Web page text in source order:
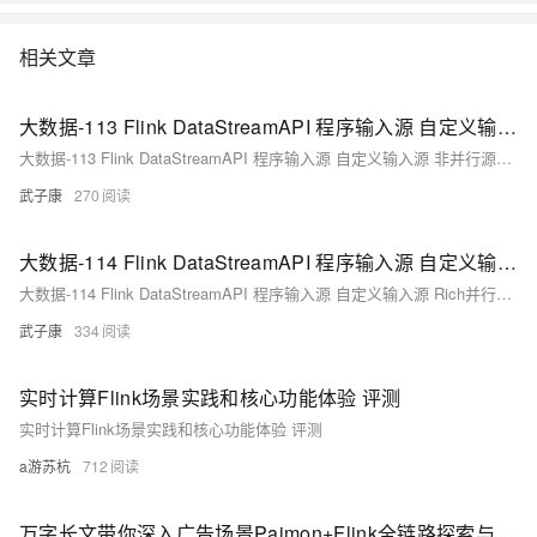
相关文章
大数据-113 Flink DataStreamAPI 程序输入源 自定义输入源 非并行源与并行源
大数据-113 Flink DataStreamAPI 程序输入源 自定义输入源 非并行源与并行源
武子康 270
大数据-114 Flink DataStreamAPI 程序输入源 自定义输入源 Rich并行源 RichParallelSourceFunction
大数据-114 Flink DataStreamAPI 程序输入源 自定义输入源 Rich并行源 RichParallelSourceFunction
武子康 334
实时计算Flink场景实践和核心功能体验 评测
实时计算Flink场景实践和核心功能体验 评测
a游苏杭 712